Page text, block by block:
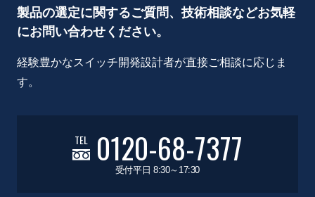
製品の選定に関するご質問、技術相談などお気軽
にお問い合わせください。
経験豊かなスイッチ開発設計者が直接ご相談に応じま
す。
TEL 0120-68-7377
受付平日 8:30～17:30